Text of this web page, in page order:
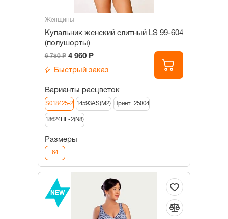
Женщины
Купальник женский слитный LS 99-604
(полушорты)
6 780 Р 4 960 Р
Быстрый заказ
Варианты расцветок
S018425-2 14593AS(M2) Принт+25004
18624HF-2(N8)
Размеры
64
NEW